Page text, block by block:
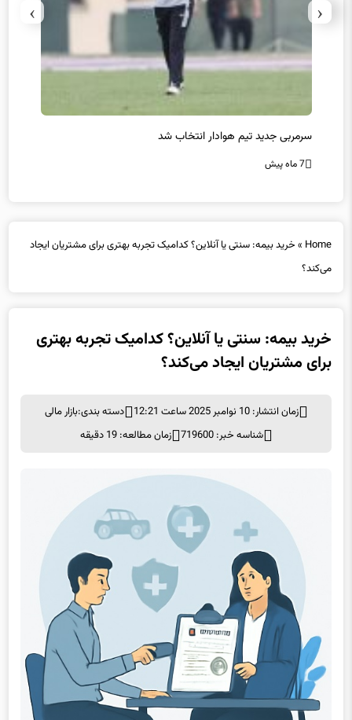
سرمربی جدید تیم هوادار انتخاب شد
7 ماه پیش
‹
›
Home
»خرید بیمه: سنتی یا آنلاین؟ کدامیک تجربه بهتری برای مشتریان ایجاد
می‌کند؟
خرید بیمه: سنتی یا آنلاین؟ کدامیک تجربه بهتری
برای مشتریان ایجاد می‌کند؟
زمان انتشار: 10 نوامبر 2025 ساعت 12:21 دسته بندی:بازار مالی
شناسه خبر: 719600
زمان مطالعه: 19 دقیقه